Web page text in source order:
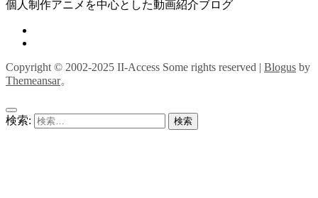
個人制作アニメを中心とした動画紹介ブログ
Copyright © 2002-2025 II-Access Some rights reserved | Blogus by
Themeansar。
検索: